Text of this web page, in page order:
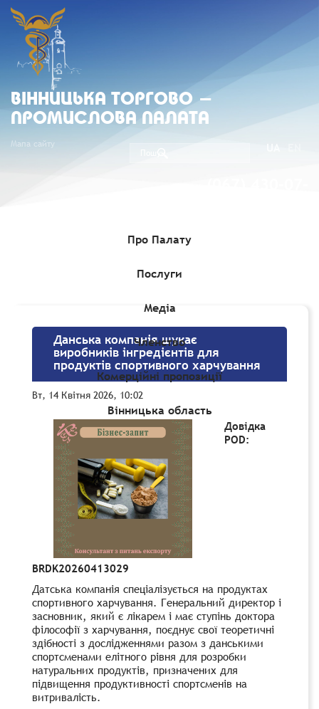
ВIННИЦЬКА ТОРГОВО -
ПРОМИСЛОВА ПАЛАТА
Мапа сайту
Про Палату
Послуги
Медіа
Членство
Комерційні пропозиції
Вінницька область
Комерційні пропозиції»Данська компанія шукає
Данська компанія шукає
виробників інгредієнтів для
продуктів спортивного харчування
Вт, 14 Квітня 2026, 10:02
Довідка
POD:
BRDK20260413029
Датська компанія спеціалізується на продуктах
спортивного харчування. Генеральний директор і
засновник, який є лікарем і має ступінь доктора
філософії з харчування, поєднує свої теоретичні
здібності з дослідженнями разом з данськими
спортсменами елітного рівня для розробки
натуральних продуктів, призначених для
підвищення продуктивності спортсменів на
витривалість.